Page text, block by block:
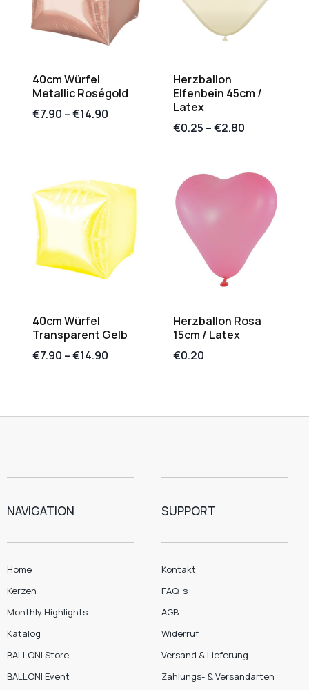
40cm Würfel
Metallic Roségold
€7.90 –€14.90
Herzballon
Elfenbein 45cm /
Latex
€0.25 –€2.80
40cm Würfel
Transparent Gelb
€7.90 –€14.90
Herzballon Rosa
15cm / Latex
€0.20
NAVIGATION
Home
Kerzen
Monthly Highlights
Katalog
BALLONI Store
BALLONI Event
SUPPORT
Kontakt
FAQ´s
AGB
Widerruf
Versand & Lieferung
Zahlungs- & Versandarten